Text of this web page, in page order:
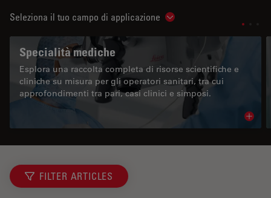
Seleziona il tuo campo di applicazione Show subnavigation
Specialità mediche
Esplora una raccolta completa di risorse scientifiche e
cliniche su misura per gli operatori sanitari, tra cui
approfondimenti tra pari, casi clinici e simposi.
FILTER ARTICLES